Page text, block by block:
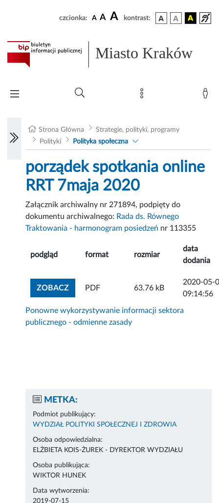
czcionka: A A A kontrast:
Miasto Kraków
Strona Główna
Strategie, polityki, programy
Polityki
Polityka społeczna
porządek spotkania online
RRT 7maja 2020
Załącznik archiwalny nr 271894, podpięty do
dokumentu archiwalnego: Rada ds. Równego
Traktowania - harmonogram posiedzeń nr 113355
podgląd format rozmiar
data
dodania
ZOBACZZOBACZ ZAŁĄCZNIK
PDF 63.76 kB
2020-05-
09:14:56
Ponowne wykorzystywanie informacji sektora
publicznego - odmienne zasady
METKA:
Podmiot publikujący:
WYDZIAŁ POLITYKI SPOŁECZNEJ I ZDROWIA
Osoba odpowiedzialna:
ELŻBIETA KOIS-ŻUREK - DYREKTOR WYDZIAŁU
Osoba publikująca:
WIKTOR HUNEK
Data wytworzenia:
2019-07-15